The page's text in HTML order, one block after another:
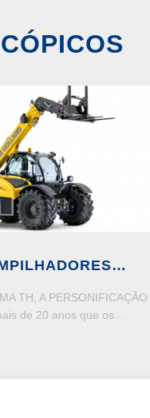
TH, A PERSONIFICAÇÃO
de 20 anos que os...